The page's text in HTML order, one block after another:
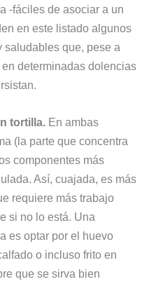
-fáciles de asociar a un
en este listado algunos
saludables que, pese a
determinadas dolencias
tortilla.En ambas
(la parte que concentra
componentes más
Así, cuajada, es más
requiere más trabajo
si no lo está. Una
es optar por el huevo
o incluso frito en
que se sirva bien